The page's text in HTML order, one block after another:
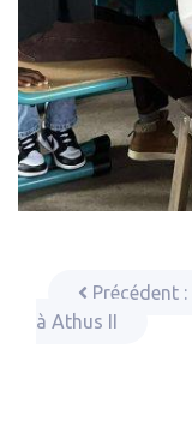
Précédent :
à Athus II